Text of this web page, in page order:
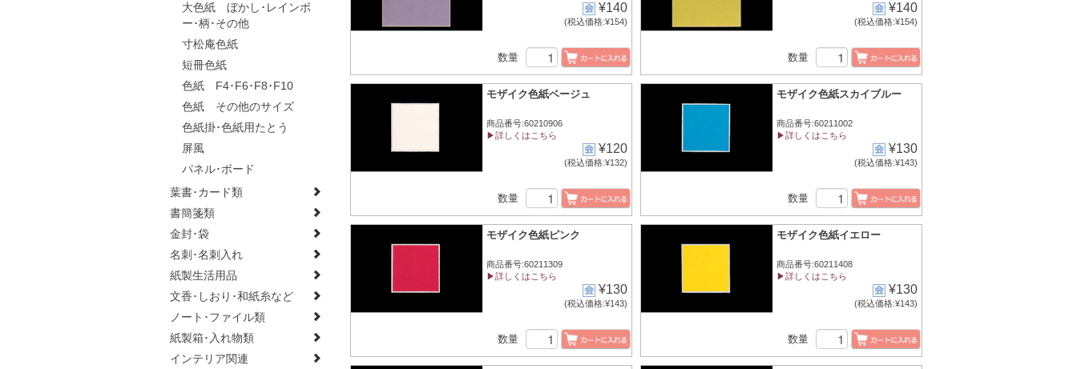
大色紙 ぼかし･レインボ
ー･柄･その他
寸松庵色紙
短冊色紙
色紙 F4･F6･F8･F10
色紙 その他のサイズ
色紙掛･色紙用たとう
屏風
パネル･ボード
葉書･カード類
書簡箋類
金封･袋
名刺･名刺入れ
紙製生活用品
文香･しおり･和紙糸など
ノート･ファイル類
紙製箱･入れ物類
インテリア関連
¥140
(税込価格:¥154)
数量
¥140
(税込価格:¥154)
数量
モザイク色紙ベージュ
商品番号:60210906
▶詳しくはこちら
¥120
(税込価格:¥132)
数量
モザイク色紙スカイブルー
商品番号:60211002
▶詳しくはこちら
¥130
(税込価格:¥143)
数量
モザイク色紙ピンク
商品番号:60211309
▶詳しくはこちら
¥130
(税込価格:¥143)
数量
モザイク色紙イエロー
商品番号:60211408
▶詳しくはこちら
¥130
(税込価格:¥143)
数量